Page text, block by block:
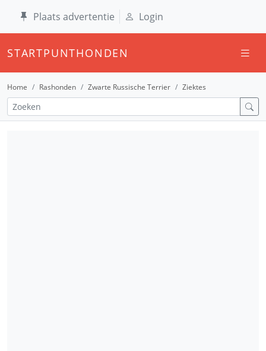
Plaats advertentie Login
STARTPUNTHONDEN
Home Rashonden Zwarte Russische Terrier Ziektes